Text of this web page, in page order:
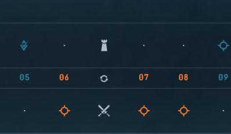
05 06 07 08 09